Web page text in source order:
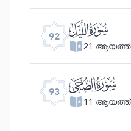
92 ﰉ
21 ആയത്ത്
93 ﰊ
11 ആയത്ത്